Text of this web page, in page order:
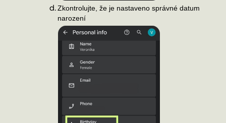
Zkontrolujte, že je nastaveno správné datum
narození